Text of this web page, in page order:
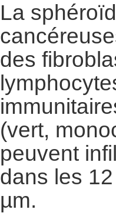
La
des
(vert,
peuvent
dans les
µm.